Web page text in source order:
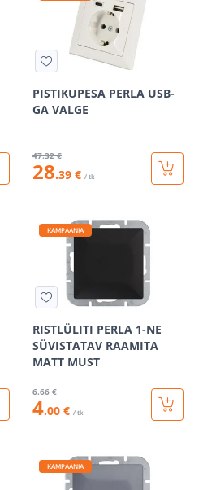
PISTIKUPESA PERLA USB-
GA VALGE
47.32 €
28.39 € / tk
KAMPAANIA
RISTLÜLITI PERLA 1-NE
SÜVISTATAV RAAMITA
MATT MUST
6.66 €
4.00 € / tk
KAMPAANIA